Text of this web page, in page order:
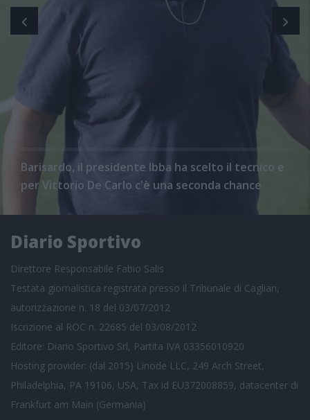
Barisardo, il presidente Ibba ha scelto il tecnico e
per Vittorio De Carlo c'è una seconda chance
Diario Sportivo
Direttore Responsabile Fabio Salis
Testata giornalistica registrata presso il Tribunale di Cagliari,
autorizzazione n. 18 del 03/07/2012
Iscrizione al ROC n. 22685 del 03/08/2012
Editore: Diario Sportivo Srl, Partita IVA 03356010920
Hosting provider: (dal 2015) Linode LLC, 249 Arch Street,
Philadelphia, PA 19106, USA, Tax id EU372008859, datacenter di
Frankfurt am Main (Germania)